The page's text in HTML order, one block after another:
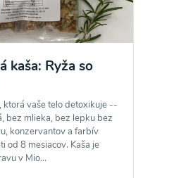
kaša: Ryža so
ktorá vaše telo detoxikuje --
bez mlieka, bez lepku bez
konzervantov a farbív
od 8 mesiacov. Kaša je
v Mio...